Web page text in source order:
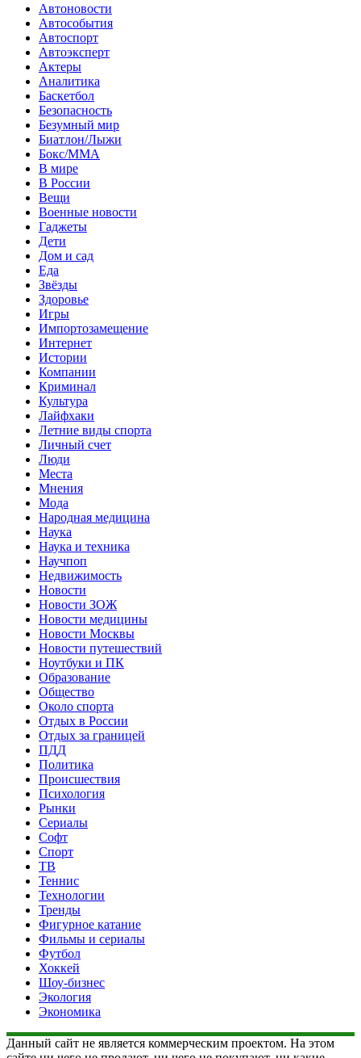
Автоновости
Автособытия
Автоспорт
Автоэксперт
Актеры
Аналитика
Баскетбол
Безопасность
Безумный мир
Биатлон/Лыжи
Бокс/MMA
В мире
В России
Вещи
Военные новости
Гаджеты
Дети
Дом и сад
Еда
Звёзды
Здоровье
Игры
Импортозамещение
Интернет
Истории
Компании
Криминал
Культура
Лайфхаки
Летние виды спорта
Личный счет
Люди
Места
Мнения
Мода
Народная медицина
Наука
Наука и техника
Научпоп
Недвижимость
Новости
Новости ЗОЖ
Новости медицины
Новости Москвы
Новости путешествий
Ноутбуки и ПК
Образование
Общество
Около спорта
Отдых в России
Отдых за границей
ПДД
Политика
Происшествия
Психология
Рынки
Сериалы
Софт
Спорт
ТВ
Теннис
Технологии
Тренды
Фигурное катание
Фильмы и сериалы
Футбол
Хоккей
Шоу-бизнес
Экология
Экономика
Данный сайт не является коммерческим проектом. На этом